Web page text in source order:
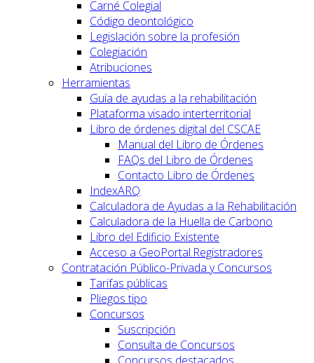
Carné Colegial
Código deontológico
Legislación sobre la profesión
Colegiación
Atribuciones
Herramientas
Guía de ayudas a la rehabilitación
Plataforma visado interterritorial
Libro de órdenes digital del CSCAE
Manual del Libro de Órdenes
FAQs del Libro de Órdenes
Contacto Libro de Órdenes
IndexARQ
Calculadora de Ayudas a la Rehabilitación
Calculadora de la Huella de Carbono
Libro del Edificio Existente
Acceso a GeoPortal.Registradores
Contratación Público-Privada y Concursos
Tarifas públicas
Pliegos tipo
Concursos
Suscripción
Consulta de Concursos